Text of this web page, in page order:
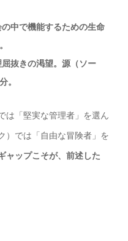
中で機能するための生命
抜きの渇望。源（ソー
。
は「堅実な管理者」を選ん
）では「自由な冒険者」を
ャップこそが、前述した